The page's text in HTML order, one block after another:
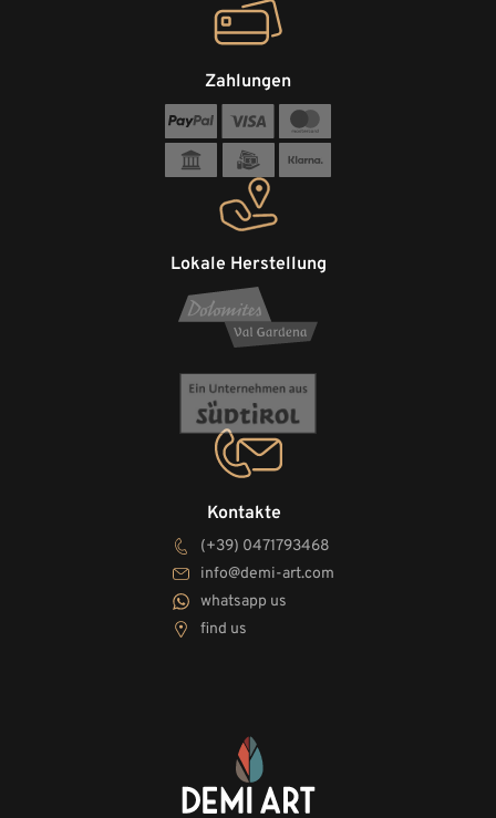
Kontakte
(+39) 0471793468
info@demi-art.com
whatsapp us
find us
Lokale Herstellung
Zahlungen